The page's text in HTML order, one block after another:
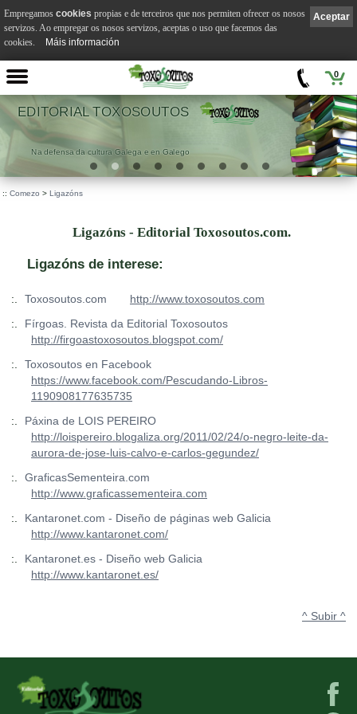
0
EDITORIAL TOXOSOUTOS
Na defensa da cultura Galega e en Galego
:: Comezo > Ligazóns
Ligazóns - Editorial Toxosoutos.com.
Ligazóns de interese:
:. Toxosoutos.com http://www.toxosoutos.com
:. Fírgoas. Revista da Editorial Toxosoutos
http://firgoastoxosoutos.blogspot.com/
:. Toxosoutos en Facebook
https://www.facebook.com/Pescudando-Libros-
1190908177635735
:. Páxina de LOIS PEREIRO
http://loispereiro.blogaliza.org/2011/02/24/o-negro-leite-da-
aurora-de-jose-luis-calvo-e-carlos-gegundez/
:. GraficasSementeira.com
http://www.graficassementeira.com
:. Kantaronet.com - Diseño de páginas web Galicia
http://www.kantaronet.com/
:. Kantaronet.es - Diseño web Galicia
http://www.kantaronet.es/
^ Subir ^
Aceptar
Empregamos cookies propias e de terceiros que nos permiten ofrecer os nosos
servizos. Ao empregar os nosos servizos, aceptas o uso que facemos das
cookies.
Máis información